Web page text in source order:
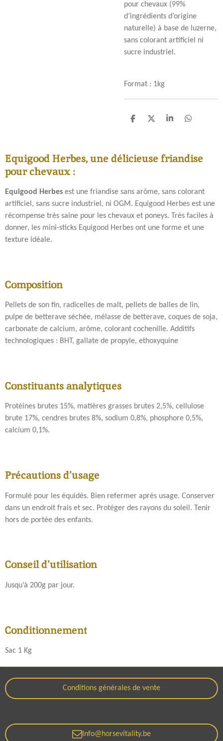
pour chevaux (99%
d’ingrédients d’origine
naturelle) à base de luzerne,
sans colorant artificiel ni
sucre industriel.
Format : 1kg
P
a
g
P
a
g
P
a
g
P
a
g
Equigood Herbes, une délicieuse friandise
pour chevaux :
Equigood Herbes est une friandise sans arôme, sans colorant
artificiel, sans sucre industriel, ni OGM. Equigood Herbes est une
récompense très saine pour les chevaux et poneys. Très faciles à
donner, les mini-sticks Equigood Herbes ont une forme et une
texture idéale.
Composition
Pellets de son fin, radicelles de malt, pellets de balles de lin,
pulpe de betterave séchée, mélasse de betterave, coques de soja,
carbonate de calcium, arôme, colorant cochenille. Additifs
technologiques : BHT, gallate de propyle, ethoxyquine
Constituants analytiques
Protéines brutes 15%, matières grasses brutes 2,5%, cellulose
brute 17%, cendres brutes 8%, sodium 0,8%, phosphore 0,5%,
calcium 0,1%.
Précautions d’usage
Formulé pour les équidés. Bien refermer après usage. Conserver
dans un endroit frais et sec. Protéger des rayons du soleil. Tenir
hors de portée des enfants.
Conseil d’utilisation
Jusqu’à 200g par jour.
Conditionnement
Sac 1 Kg
Conditions générales de vente
Info@horsevitality.be